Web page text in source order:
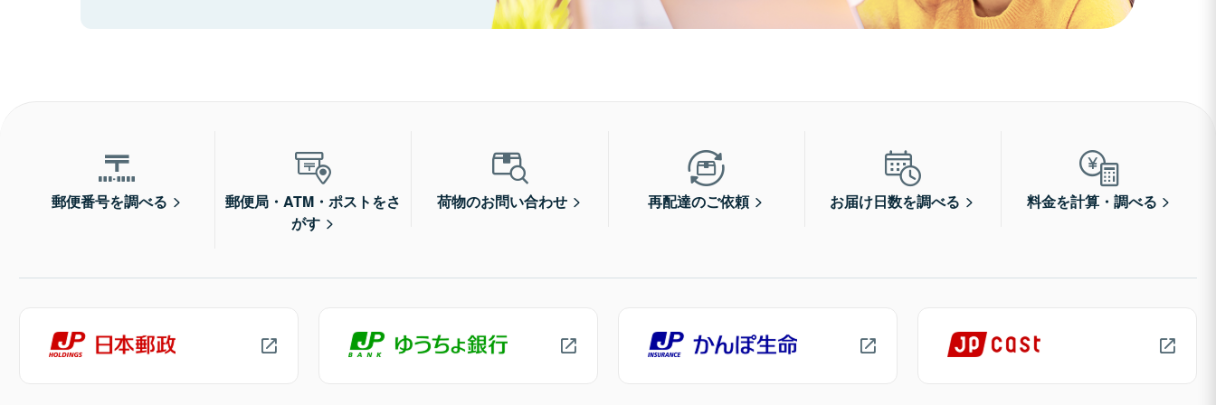
郵便番号を調べる
郵便局・ATM・ポストをさ
がす
荷物のお問い合わせ 再配達のご依頼 お届け日数を調べる 料金を計算・調べる